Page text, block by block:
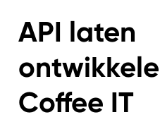
API laten
Coffee IT